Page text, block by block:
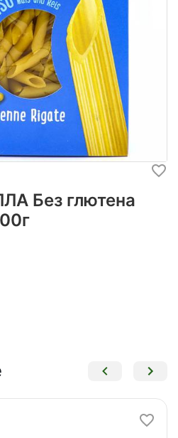
Без глютена